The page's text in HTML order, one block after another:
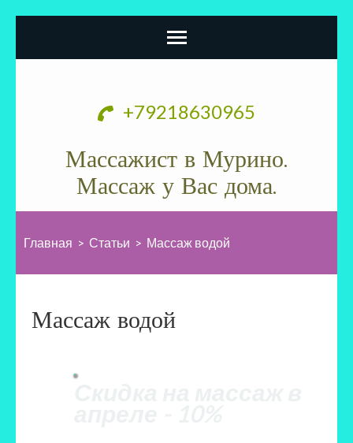
содержимому
+79218630965
Массажист в Мурино.
Массаж у Вас дома.
Главная > Статьи > Массаж водой
Массаж водой